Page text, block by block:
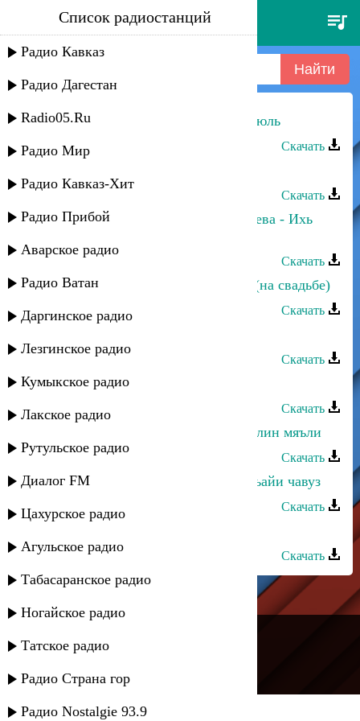
фахрудин гюлечев - ашукь
бюльбюль
Список радиостанций
Радио Кавказ
Радио Дагестан
Radio05.Ru
Радио Мир
Радио Кавказ-Хит
Радио Прибой
Аварское радио
Радио Ватан
Даргинское радио
Лезгинское радио
Кумыкское радио
Лакское радио
Рутульское радио
Диалог FM
Цахурское радио
Агульское радио
Табасаранское радио
Ногайское радио
Татское радио
Радио Страна гор
Радио Nostalgie 93.9
Фахрудин Гюлечев - Ашукь бюльбюль
Скачать
Скачать
Фахрудин Гюлечев и Диана Гюлечева - Ихь
Скачать
Фахрудин Гюлечев - Ойна гюлюм (на свадьбе)
Скачать
Скачать
Фахрудин Гюлечев - Куни риш
Скачать
Зарифа Гасанова - Бюльбюль жаквлин мяъли
Скачать
Дурия Рагимова - Зун вал ашукь хьайи чавуз
Скачать
Скачать
Русское радио